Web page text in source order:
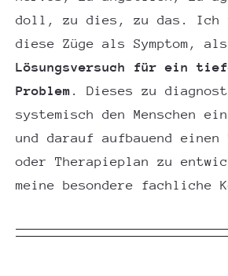
doll, zu dies, zu das. Ich
diese Züge als Symptom, als
Lösungsversuch für ein
Problem . Dieses zu
systemisch den Menschen
und darauf aufbauend
oder Therapieplan zu
meine besondere fachliche